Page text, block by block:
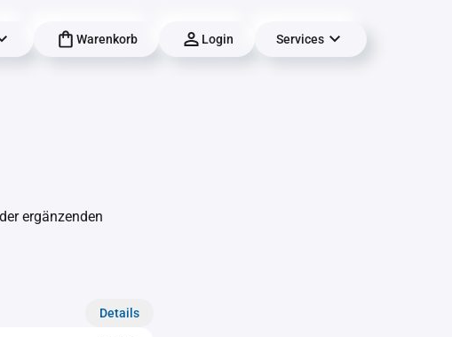
Warenkorb Login Services
ergänzenden
Details